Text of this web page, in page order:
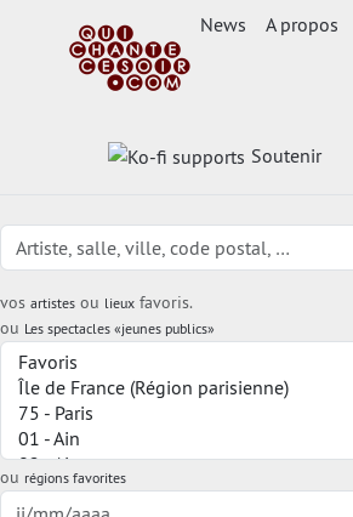
News A propos
Soutenir
vos artistes ou lieux favoris.
ou Les spectacles «jeunes publics»
ou régions favorites